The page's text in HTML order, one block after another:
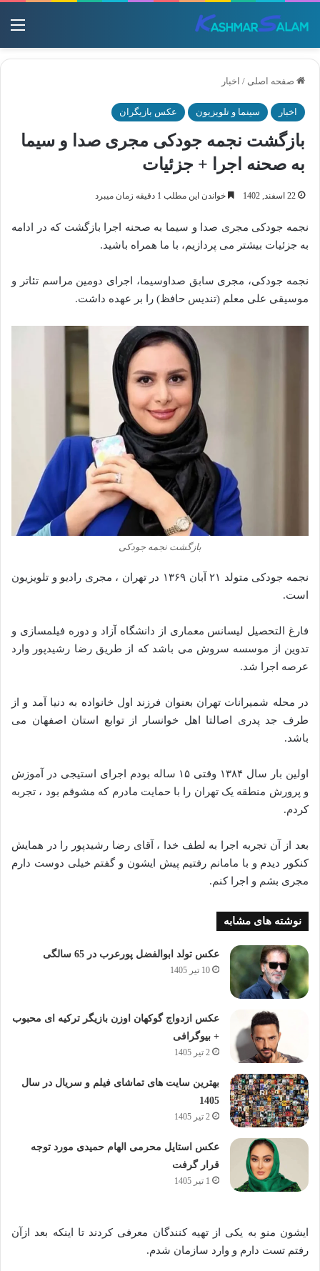
صفحه اصلی / اخبار
اخبار سینما و تلویزیون عکس بازیگران
بازگشت نجمه جودکی مجری صدا و سیما
به صحنه اجرا + جزئیات
22 اسفند, 1402 خواندن این مطلب 1 دقیقه زمان میبرد
نجمه جودکی مجری صدا و سیما به صحنه اجرا بازگشت که در ادامه
به جزئیات بیشتر می پردازیم، با ما همراه باشید.
‌نجمه جودکی، مجری سابق صداوسیما، اجرای دومین مراسم تئاتر و
موسیقی علی معلم (تندیس حافظ) را بر عهده داشت.
بازگشت نجمه جودکی
نجمه جودکی متولد ۲۱ آبان ۱۳۶۹ در تهران ، مجری رادیو و تلویزیون
است.
فارغ التحصیل لیسانس معماری از دانشگاه آزاد و دوره فیلمسازی و
تدوین از موسسه سروش می باشد که از طریق رضا رشیدپور وارد
عرصه اجرا شد.
در محله شمیرانات تهران بعنوان فرزند اول خانواده به دنیا آمد و از
طرف جد پدری اصالتا اهل خوانسار از توابع استان اصفهان می
باشد.
اولین بار سال ۱۳۸۴ وقتی ۱۵ ساله بودم اجرای استیجی در آموزش
و پرورش منطقه یک تهران را با حمایت مادرم که مشوقم بود ، تجربه
کردم.
بعد از آن تجربه اجرا به لطف خدا ، آقای رضا رشیدپور را در همایش
کنکور دیدم و با مامانم رفتیم پیش ایشون و گفتم خیلی دوست دارم
مجری بشم و اجرا کنم.
نوشته های مشابه
عکس تولد ابوالفضل پورعرب در 65 سالگی
10 تیر 1405
عکس ازدواج گوکهان اوزن بازیگر ترکیه ای محبوب
+ بیوگرافی
2 تیر 1405
بهترین سایت های تماشای فیلم و سریال در سال
1405
2 تیر 1405
عکس استایل محرمی الهام حمیدی مورد توجه
قرار گرفت
1 تیر 1405
ایشون منو به یکی از تهیه کنندگان معرفی کردند تا اینکه بعد ازآن
رفتم تست دارم و وارد سازمان شدم.